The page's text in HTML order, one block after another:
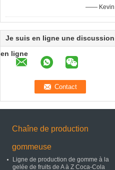
—— Kevin
Je suis en ligne une discussion
en ligne
Chaîne de production
gommeuse
Ligne de production de gomme à la
gelée de fruits de A à Z Coca-Cola